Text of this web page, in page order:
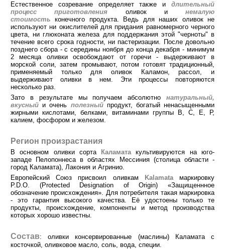
Естественное созревание определяет также и длительный
процесс приготовления оливок и немалую
стоимость конечного продукта. Ведь для наших оливок не
используют ни окислителей для придания равномерного черного
цвета, ни глюконата железа для поддержания этой "черноты" в
течение всего срока годности, ни пастеризации. После довольно
позднего сбора - с середины ноября до конца декабря - минимум
2 месяца оливки освобождают от горечи - выдерживают в
морской соли, затем промывают, потом готовят традиционный,
применяемый только для оливок Каламон, рассол, и
выдерживают оливки в нем. Эти процессы повторяются
несколько раз.
Зато в результате мы получаем абсолютно натуральный,
вкусный и очень полезный продукт, богатый ненасыщенными
жирными кислотами, белками, витаминами группы В, С, Е, Р,
калием, фосфором и железом.
Регион произрастания
В основном оливки сорта Каламатакультивируются на юго-
западе Пелопоннеса в областях Мессиния (столица области -
город Каламата), Лакония и Агринио.
Европейский Союз присвоил оливкам Kalamataмаркировку
P.D.O. (Protected Designation of Origin) «Защищеннное
обозначение происхождения». Для потребителя такая маркировка
- это гарантия высокого качества. Её удостоены только те
продукты, происхождение, компоненты и метод производства
которых хорошо известны.
Состав: оливки консервированные (маслины) Каламата с
косточкой, оливковое масло, соль, вода, специи.